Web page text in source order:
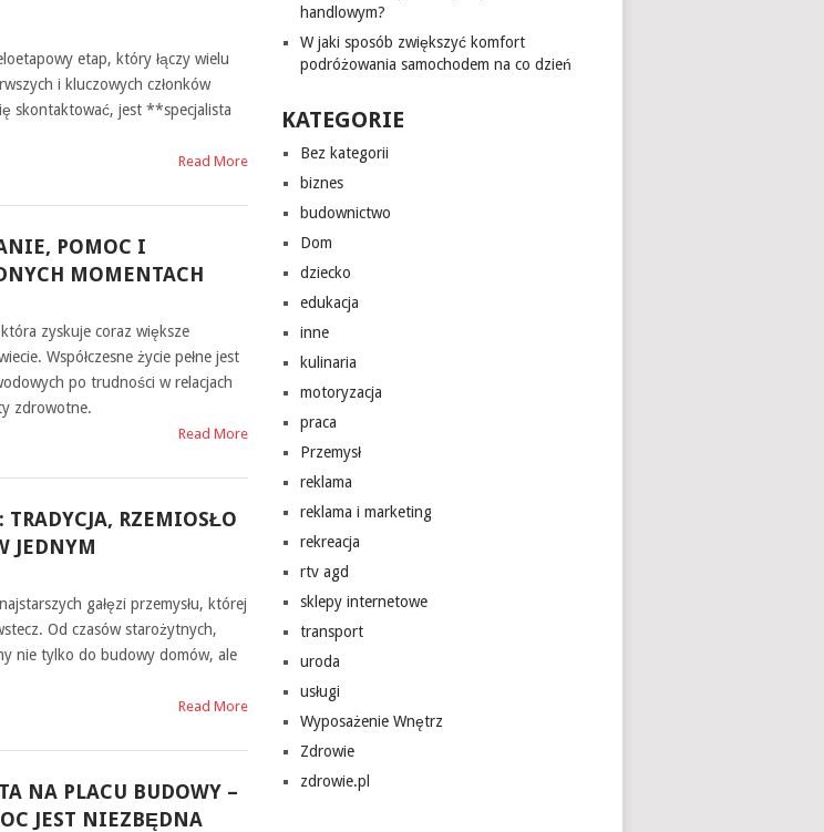
etap, który łączy wielu
i kluczowych członków
skontaktować, jest **specjalista
Read More
POMOC I
MOMENTACH
zyskuje coraz większe
Współczesne życie pełne jest
po trudności w relacjach
zdrowotne.
Read More
RZEMIOSŁO
JEDNYM
gałęzi przemysłu, której
Od czasów starożytnych,
nie tylko do budowy domów, ale
Read More
NA PLACU BUDOWY –
JEST NIEZBĘDNA
handlowym?
W jaki sposób zwiększyć komfort
podróżowania samochodem na co dzień
KATEGORIE
Bez kategorii
biznes
budownictwo
Dom
dziecko
edukacja
inne
kulinaria
motoryzacja
praca
Przemysł
reklama
reklama i marketing
rekreacja
rtv agd
sklepy internetowe
transport
uroda
usługi
Wyposażenie Wnętrz
Zdrowie
zdrowie.pl